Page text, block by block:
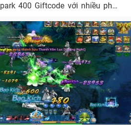
400 Giftcode với nhiều phần